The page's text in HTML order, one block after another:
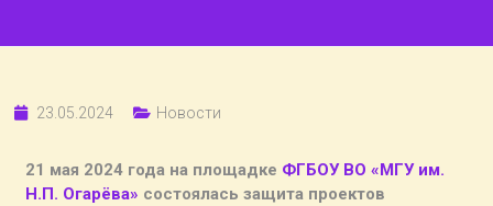
23.05.2024 Новости
21 мая 2024 года на площадке ФГБОУ ВО «МГУ им.
Н.П. Огарёва» состоялась защита проектов